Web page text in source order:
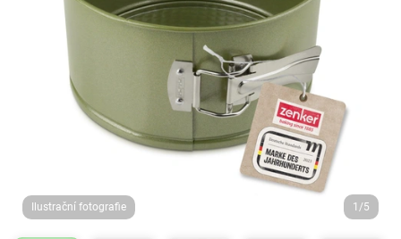
Ilustrační fotografie 1/5